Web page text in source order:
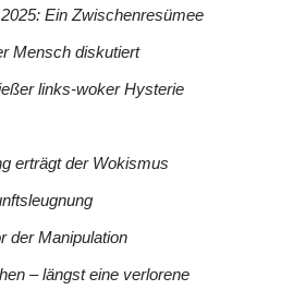
Ein Zwischenresümee
Mensch diskutiert
links-woker Hysterie
erträgt der Wokismus
der Manipulation
– längst eine verlorene